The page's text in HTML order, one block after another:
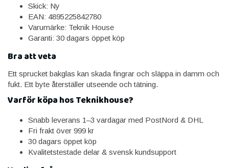
Skick: Ny
EAN: 4895225842780
Varumärke: Teknik House
Garanti: 30 dagars öppet köp
Bra att veta
Ett sprucket bakglas kan skada fingrar och släppa in damm och
fukt. Ett byte återställer utseende och tätning.
Varför köpa hos Teknikhouse?
Snabb leverans 1–3 vardagar med PostNord & DHL
Fri frakt över 999 kr
30 dagars öppet köp
Kvalitetstestade delar & svensk kundsupport